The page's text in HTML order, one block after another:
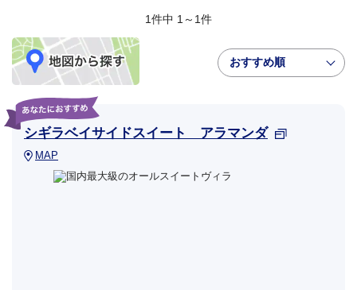
1件中 1～1件
おすすめ順
シギラベイサイドスイート アラマンダ
MAP